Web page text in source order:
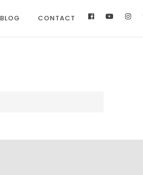
BLOG CONTACT